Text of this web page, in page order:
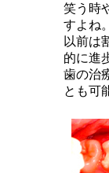
笑う時
すよね
以前は
的に進
歯の治
とも可